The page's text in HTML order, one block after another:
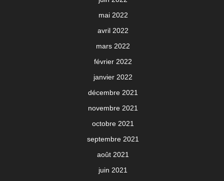
mai 2022
avril 2022
mars 2022
février 2022
janvier 2022
décembre 2021
novembre 2021
octobre 2021
septembre 2021
août 2021
juin 2021